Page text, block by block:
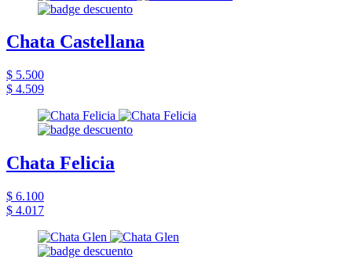
Chata Castellana
$ 5.500
$ 4.509
Chata Felicia
$ 6.100
$ 4.017